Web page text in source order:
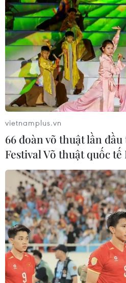
TIN CÙNG CHUYÊN
Chủ sân Azteca lỗ hơn 47
vietnamplus.vn
66 đoàn võ thuật lần
Festival Võ thuật quốc tế